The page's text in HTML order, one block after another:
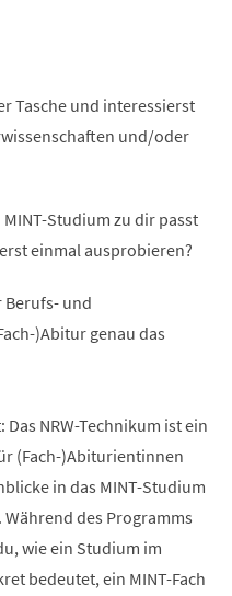
Tasche und interessierst
und/oder
Studium zu dir passt
einmal ausprobieren?
Berufs- und
)Abitur genau das
NRW-Technikum ist ein
(Fach-)Abiturientinnen
in das MINT-Studium
des Programms
wie ein Studium im
bedeutet, ein MINT-Fach